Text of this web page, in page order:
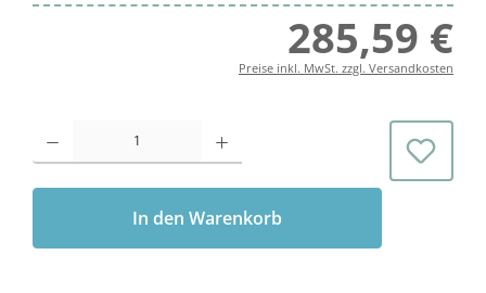
285,59 €
Preise inkl. MwSt. zzgl. Versandkosten
Produkt Anzahl: Gib den gewünschten Wert ein oder benutze die
In den Warenkorb